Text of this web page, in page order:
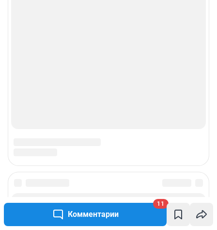
Комментарии
11